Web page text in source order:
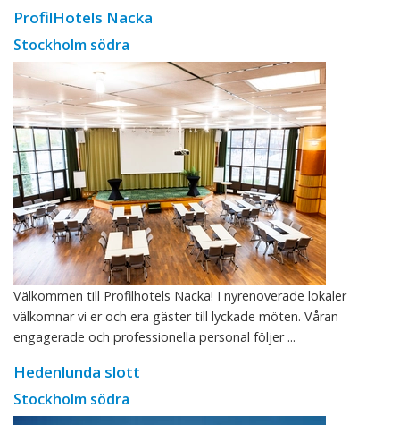
ProfilHotels Nacka
Stockholm södra
Välkommen till Profilhotels Nacka! I nyrenoverade lokaler
välkomnar vi er och era gäster till lyckade möten. Våran
engagerade och professionella personal följer ...
Hedenlunda slott
Stockholm södra